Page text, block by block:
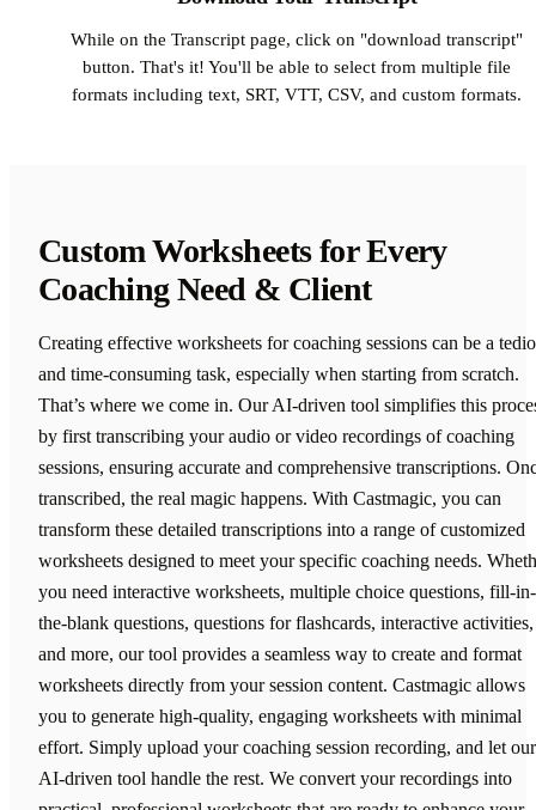
While on the Transcript page, click on "download transcript"
button. That's it! You'll be able to select from multiple file
formats including text, SRT, VTT, CSV, and custom formats.
Custom Worksheets for Every
Coaching Need & Client
Creating effective worksheets for coaching sessions can be a
and time-consuming task, especially when starting from scratch.
That’s where we come in. Our AI-driven tool simplifies this
by first transcribing your audio or video recordings of coaching
sessions, ensuring accurate and comprehensive transcriptions.
transcribed, the real magic happens. With Castmagic, you can
transform these detailed transcriptions into a range of customized
worksheets designed to meet your specific coaching needs.
you need interactive worksheets, multiple choice questions, fill-in-
the-blank questions, questions for flashcards, interactive activities,
and more, our tool provides a seamless way to create and format
worksheets directly from your session content. Castmagic allows
you to generate high-quality, engaging worksheets with minimal
effort. Simply upload your coaching session recording, and let our
AI-driven tool handle the rest. We convert your recordings into